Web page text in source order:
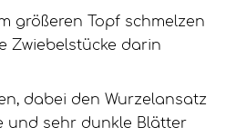
größeren Topf schmelzen
Zwiebelstücke darin
dabei den Wurzelansatz
und sehr dunkle Blätter